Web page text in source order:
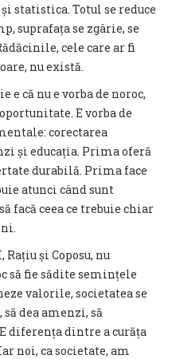
statistica. Totul se reduce
suprafața se zgârie, se
cele care ar fi
nu există.
e că nu e vorba de noroc,
E vorba de
corectarea
și educația. Prima oferă
durabilă. Prima face
atunci când sunt
facă ceea ce trebuie chiar
Rațiu și Coposu, nu
să fie sădite semințele
valorile, societatea se
dea amenzi, să
diferența dintre a curăța
noi, ca societate, am